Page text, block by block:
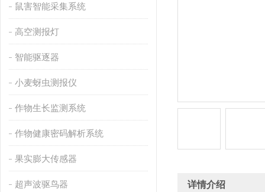
鼠害智能采集系统
高空测报灯
智能驱逐器
小麦蚜虫测报仪
作物生长监测系统
作物健康密码解析系统
果实膨大传感器
超声波驱鸟器 详情介绍